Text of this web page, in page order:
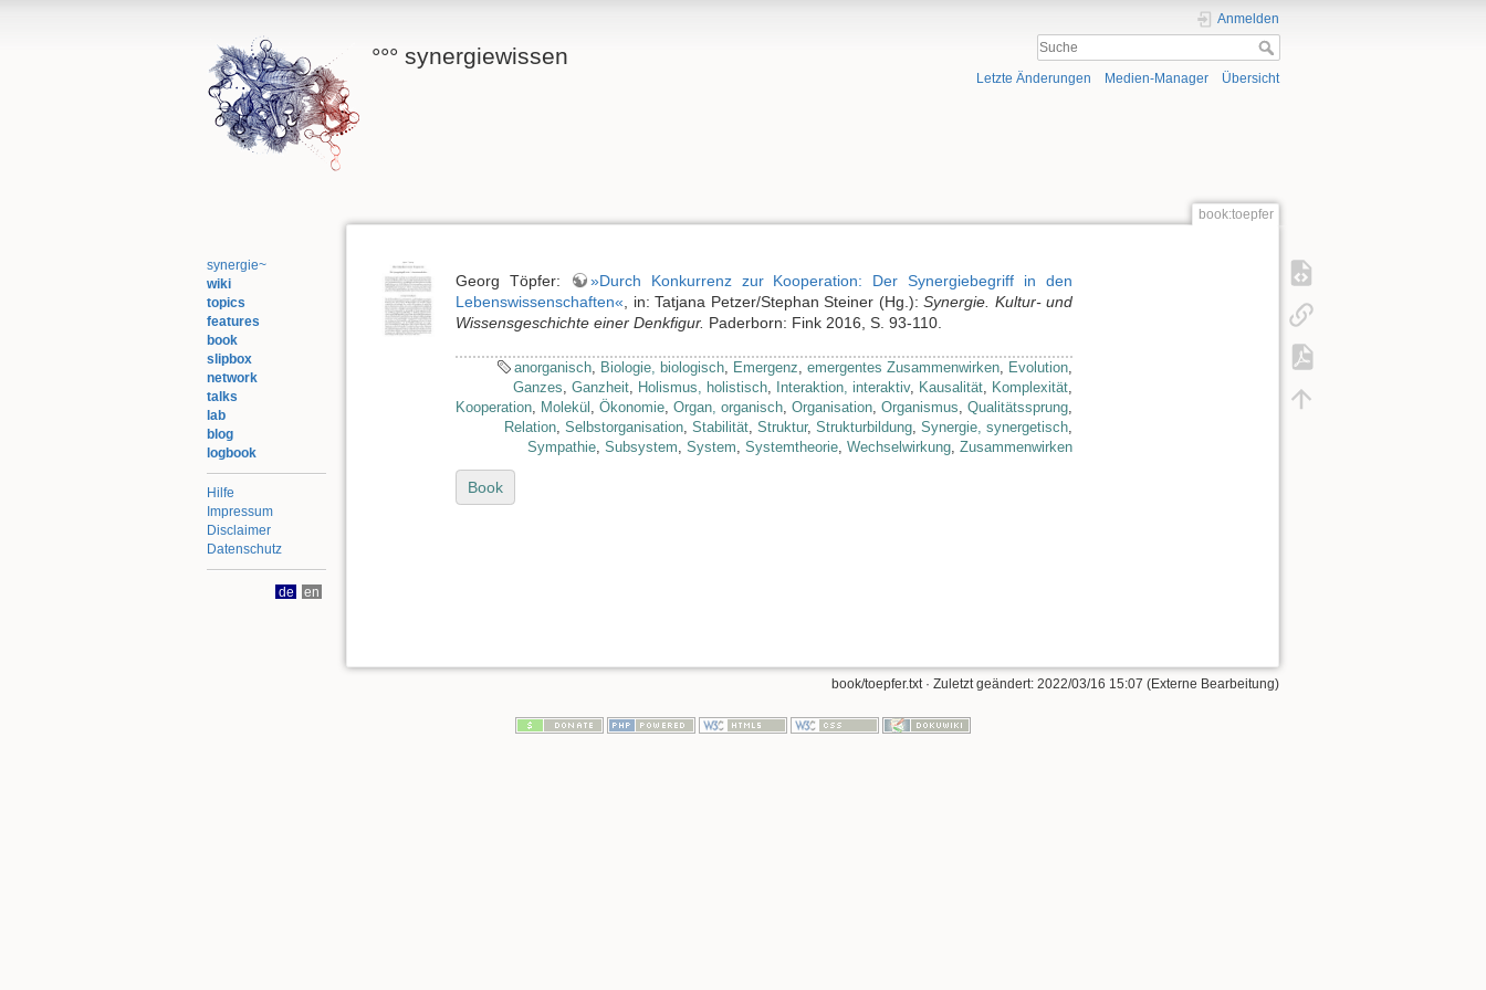
°°° synergiewissen
Anmelden
Letzte Änderungen Medien-Manager Übersicht
synergie~
wiki
topics
features
book
slipbox
network
talks
lab
blog
logbook
Hilfe
Impressum
Disclaimer
Datenschutz
de en
book:toepfer
Georg Töpfer:
»Durch Konkurrenz zur Kooperation: Der Synergiebegriff in den
Lebenswissenschaften«, in: Tatjana Petzer/Stephan Steiner (Hg.): Synergie. Kultur- und
Wissensgeschichte einer Denkfigur. Paderborn: Fink 2016, S. 93-110.
anorganisch Biologie, biologisch Emergenz emergentes Zusammenwirken Evolution
Ganzes Ganzheit Holismus, holistisch Interaktion, interaktiv, Kausalität Komplexität
Kooperation
Molekül Ökonomie Organ, organisch Organisation Organismus Qualitätssprung
Relation Selbstorganisation Stabilität Struktur, Strukturbildung Synergie, synergetisch
Sympathie Subsystem System Systemtheorie Wechselwirkung Zusammenwirken
Book
book/toepfer.txt· Zuletzt geändert: 2022/03/16 15:07 (Externe Bearbeitung)